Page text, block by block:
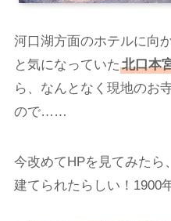
河口湖方面のホテルに向
と気になっていた 北口本
ら、なんとなく現地のお
ので……
今改めてHPを見てみたら
建てられたらしい！1900